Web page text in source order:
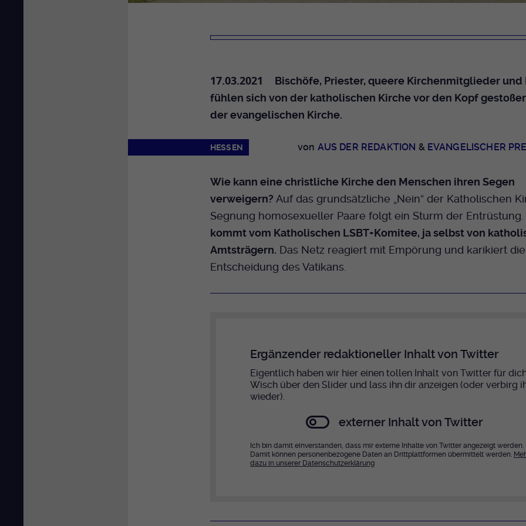
17.03.2021
Bischöfe, Priester, queere Kirchenmitglieder und
fühlen sich von der katholischen Kirche vor den Kopf
der evangelischen Kirche.
HESSEN von AUS DER REDAKTION & EVANGELISCHER
Wie kann eine christliche Kirche den Menschen ihren Segen
verweigern? Auf das grundsätzliche „Nein“ der Katholischen
Segnung homosexueller Paare folgt ein Sturm der Entrüstung.
kommt vom Katholischen LSBT+Komitee, ja selbst von
Amtsträgern. Das Netz reagiert mit Empörung und karikiert die
Entscheidung des Vatikans.
Ergänzender redaktioneller Inhalt von Twitter
Eigentlich haben wir hier einen tollen Inhalt von Twitter für
Wisch über den Slider und lass ihn dir anzeigen (oder verbirg
wieder).
externer Inhalt von Twitter
Ich bin damit einverstanden, dass mir externe Inhalte von Twitter angezeigt werden.
Damit können personenbezogene Daten an Drittplattformen übermittelt werden.
dazu in unserer Datenschutzerklärung
eingelogged ist und die Seite bearbeiten darf.
Anbieter EKHN
Dieser Cookie wird genutzt um festzustellen
eingelogged ist und die Seite bearbeiten darf.
Name PHPSESSID
Anbieter EKHN
Laufzeit Ende der Sitzung
Name uid
Anbieter EKHN
Laufzeit
Webseite.
Anbieter Medienhaus der EKHN GmbH
Laufzeit 30 Minuten
Zweck
Zur Speicherung kurzfristiger Informationen
über den Besuch.
Name mtm_cookie_consent
Zweck
Einstellungen
Marketing
Name _fbp
Anbieter
Cookie-Informationen anzeigen
Youtube
Facebook
Instagram
Twitter
Spotify
TikTok